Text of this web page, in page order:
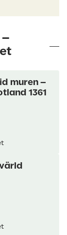
–
muren –
1361